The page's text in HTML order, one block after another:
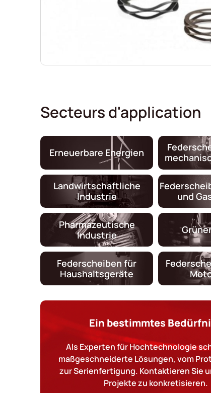
Secteurs d'application
Erneuerbare Energien
Landwirtschaftliche
Industrie
und
Pharmazeutische
Industrie
Federscheiben für
Haushaltsgeräte
Ein bestimmtes
Als Experten für Hochtechnologie
maßgeschneiderte Lösungen, vom
zur Serienfertigung. Kontaktieren Sie
Projekte zu konkretisieren.